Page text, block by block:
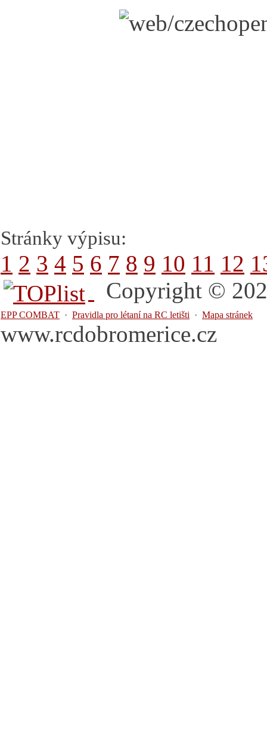
Stránky výpisu:
1 2 3 4 5 6 7 8 9 10 11 12
Copyright ©
EPP COMBAT · Pravidla pro létaní na RC letišti · Mapa stránek
www.rcdobromerice.cz